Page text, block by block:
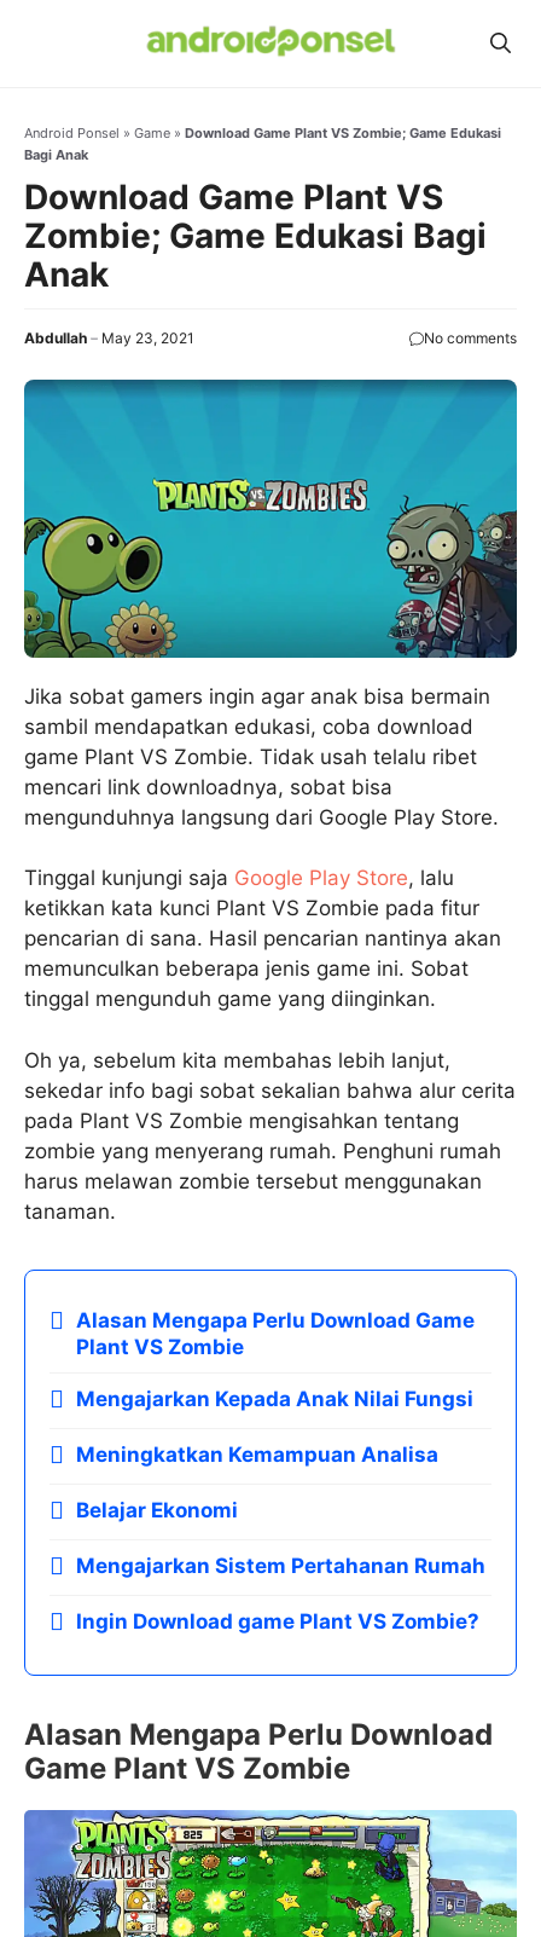
Android Ponsel » Game » Download Game Plant VS Zombie; Game Edukasi
Bagi Anak
Download Game Plant VS
Zombie; Game Edukasi Bagi
Anak
Abdullah May 23, 2021 No comments
Jika sobat gamers ingin agar anak bisa bermain
sambil mendapatkan edukasi, coba download
game Plant VS Zombie. Tidak usah telalu ribet
mencari link downloadnya, sobat bisa
mengunduhnya langsung dari Google Play Store.
Tinggal kunjungi saja Google Play Store, lalu
ketikkan kata kunci Plant VS Zombie pada fitur
pencarian di sana. Hasil pencarian nantinya akan
memunculkan beberapa jenis game ini. Sobat
tinggal mengunduh game yang diinginkan.
Oh ya, sebelum kita membahas lebih lanjut,
sekedar info bagi sobat sekalian bahwa alur cerita
pada Plant VS Zombie mengisahkan tentang
zombie yang menyerang rumah. Penghuni rumah
harus melawan zombie tersebut menggunakan
tanaman.
Alasan Mengapa Perlu Download Game
Plant VS Zombie
Mengajarkan Kepada Anak Nilai Fungsi
Meningkatkan Kemampuan Analisa
Belajar Ekonomi
Mengajarkan Sistem Pertahanan Rumah
Ingin Download game Plant VS Zombie?
Alasan Mengapa Perlu Download
Game Plant VS Zombie